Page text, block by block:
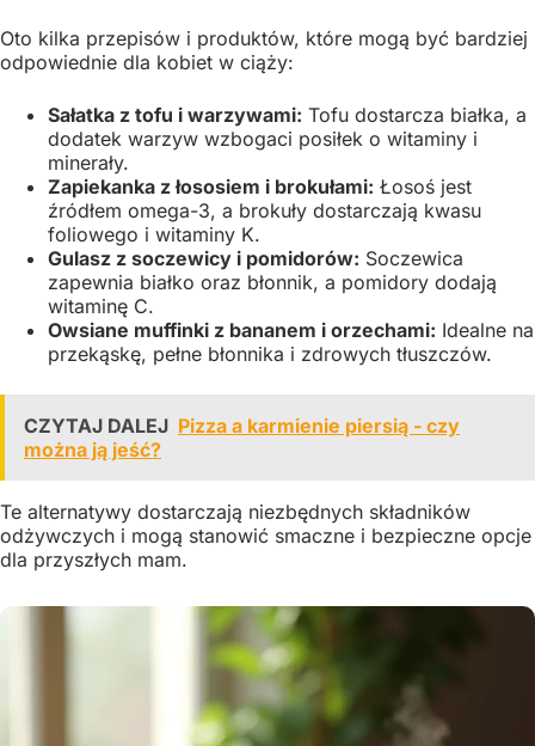
Oto kilka przepisów i produktów, które mogą być bardziej
odpowiednie dla kobiet w ciąży:
Sałatka z tofu i warzywami: Tofu dostarcza białka, a
dodatek warzyw wzbogaci posiłek o witaminy i
minerały.
Zapiekanka z łososiem i brokułami: Łosoś jest
źródłem omega-3, a brokuły dostarczają kwasu
foliowego i witaminy K.
Gulasz z soczewicy i pomidorów: Soczewica
zapewnia białko oraz błonnik, a pomidory dodają
witaminę C.
Owsiane muffinki z bananem i orzechami: Idealne na
przekąskę, pełne błonnika i zdrowych tłuszczów.
CZYTAJ DALEJ Pizza a karmienie piersią - czy
można ją jeść?
Te alternatywy dostarczają niezbędnych składników
odżywczych i mogą stanowić smaczne i bezpieczne opcje
dla przyszłych mam.